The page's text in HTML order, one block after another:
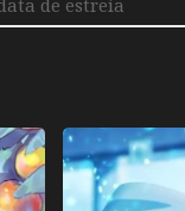
de estreia